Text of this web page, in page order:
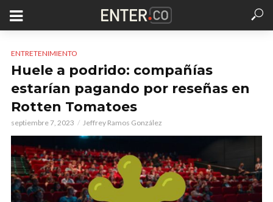
ENTRETENIMIENTO
Huele a podrido: compañías
estarían pagando por reseñas en
Rotten Tomatoes
septiembre 7, 2023 Jeffrey Ramos González